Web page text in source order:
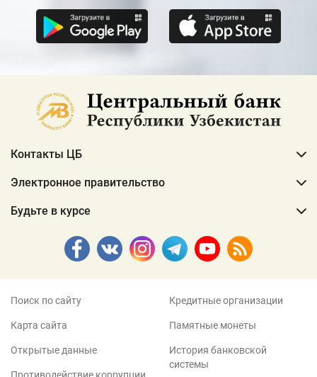
Контакты ЦБ
Электронное правительство
Будьте в курсе
Поиск по сайту
Карта сайта
Открытые данные
Кредитные организации
Памятные монеты
История банковской
системы